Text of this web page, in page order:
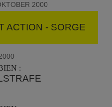
2000
ACTION - SORGE
: